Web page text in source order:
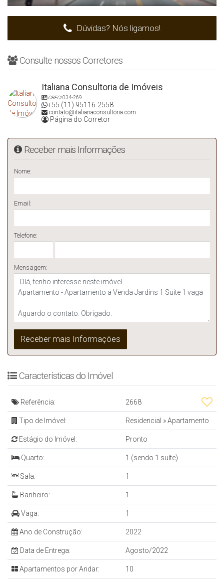
Dúvidas? Nós ligamos!
Consulte nossos Corretores
Italiana Consultoria de Imóveis
CRECI034-269
+55 (11) 95116-2558
contato@italianaconsultoria.com
Página do Corretor
Receber mais Informações
Nome:
Email:
Telefone:
Mensagem:
Características do Imóvel
Referência: 2668
Tipo de Imóvel: Residencial »Apartamento
Estágio do Imóvel: Pronto
Quarto: 1 (sendo 1 suíte)
Sala: 1
Banheiro: 1
Vaga: 1
Ano de Construção: 2022
Data de Entrega: Agosto/2022
Apartamentos por Andar: 10